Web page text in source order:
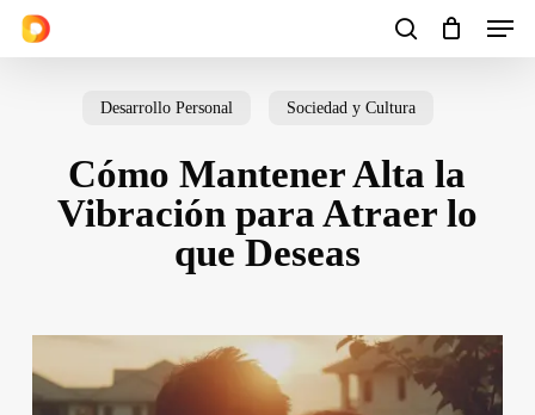
Skip
search
Menu
Cart Close
Desarrollo Personal Sociedad y Cultura
Cómo Mantener Alta la
Vibración para Atraer lo
que Deseas